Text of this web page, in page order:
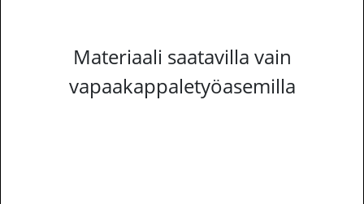
Materiaali saatavilla vain
vapaakappaletyöasemilla